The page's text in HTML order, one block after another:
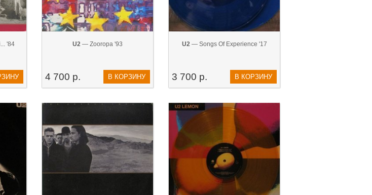
'84 U2 — Zooropa '93
4 700 р. В КОРЗИНУ
U2— Songs Of Experience '17
3 700 р. В КОРЗИНУ